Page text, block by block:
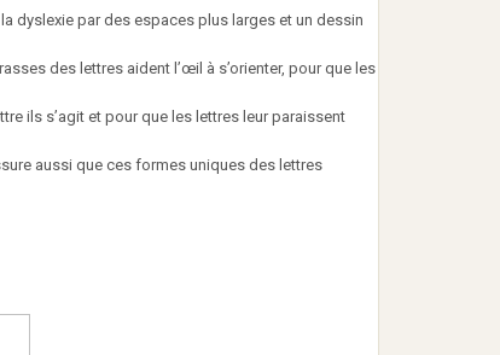
dyslexie par des espaces plus larges et un dessin
des lettres aident l’œil à s’orienter, pour que les
ils s’agit et pour que les lettres leur paraissent
aussi que ces formes uniques des lettres